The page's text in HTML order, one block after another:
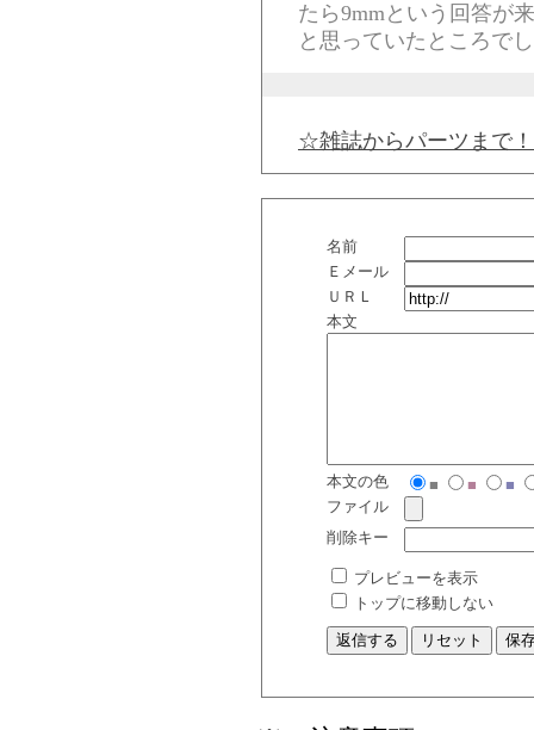
たら9mmという回答が
と思っていたところで
☆雑誌からパーツまで
名前
Ｅメール
ＵＲＬ
本文
本文の色 ■ ■
■
ファイル
削除キー
プレビューを表示
トップに移動しない